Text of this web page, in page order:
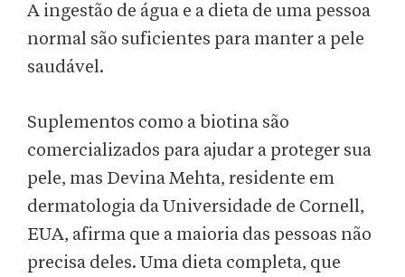
A ingestão de água e a dieta de uma pessoa
normal são suficientes para manter a pele
saudável.
Suplementos como a biotina são
comercializados para ajudar a proteger sua
pele, mas Devina Mehta, residente em
dermatologia da Universidade de Cornell,
EUA, afirma que a maioria das pessoas não
precisa deles. Uma dieta completa, que